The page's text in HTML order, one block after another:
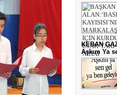
KEBAN
Aşkım Ya